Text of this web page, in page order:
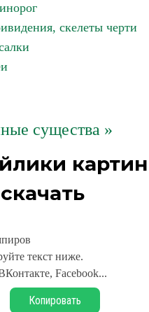
скелеты черти
существа »
текст ниже.
Facebook...
Копировать